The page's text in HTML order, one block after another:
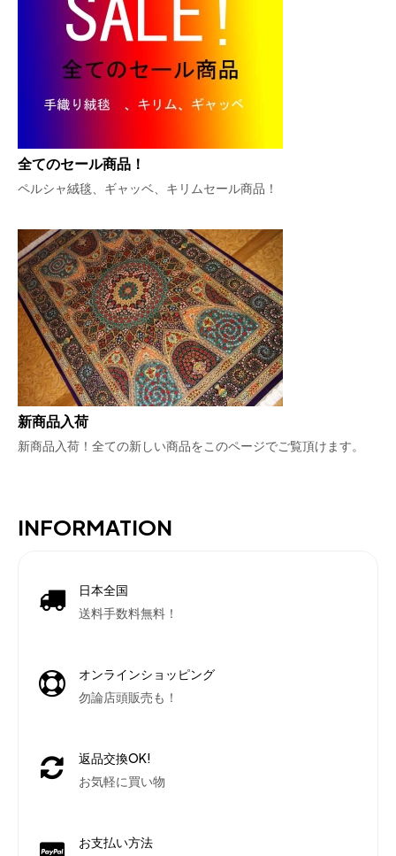
全てのセール商品！
ペルシャ絨毯、ギャッベ、キリムセール商品！
新商品入荷
新商品入荷！全ての新しい商品をこのページでご覧頂けます。
INFORMATION
日本全国
送料手数料無料！
オンラインショッピング
勿論店頭販売も！
返品交換OK!
お気軽に買い物
お支払い方法